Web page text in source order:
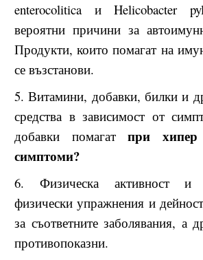
enterocolitica и Helicobacter
вероятни причини за
Продукти, които помагат на
се възстанови.
5. Витамини, добавки, билки и
средства в зависимост от
добавки помагатпри
симптоми?
6. Физическа активност и
физически упражнения и
за съответните заболявания, а
противопоказни.